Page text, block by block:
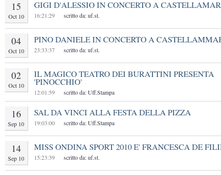
15
Oct 10
GIGI D'ALESSIO IN CONCERTO A
16:21:29 scritto da: uf.st.
04
Oct 10
PINO DANIELE IN CONCERTO A
23:33:37 scritto da: uf.st.
02
Oct 10
IL MAGICO TEATRO DEI BURATTINI PRESENTA
'PINOCCHIO'
12:01:59 scritto da: Uff.Stampa
16
Sep 10
SAL DA VINCI ALLA FESTA DELLA PIZZA
19:03:00 scritto da: Uff.Stampa
14
Sep 10
MISS ONDINA SPORT 2010 E' FRANCESCA DE
15:23:39 scritto da: uf.st.